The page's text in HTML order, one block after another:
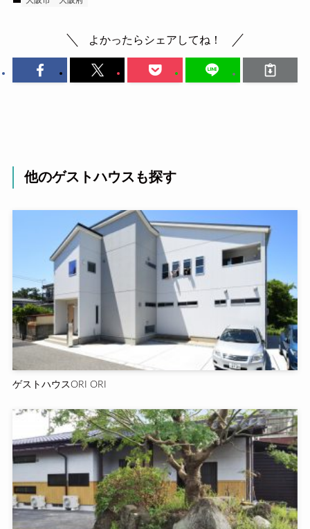
よかったらシェアしてね！
他のゲストハウスも探す
ゲストハウスORI ORI